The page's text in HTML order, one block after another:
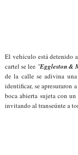
El vehículo está detenido
cartel se lee "Eggleston &
de la calle se adivina
identificar, se apresuraron
boca abierta sujeta con
invitando al transeúnte a